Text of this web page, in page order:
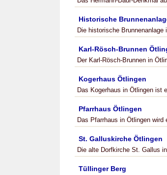
Historische
Die historische
Karl-Rösch-Brunnen
Der Karl-Rösch-Brunnen in
Kogerhaus Ötlingen
Das Kogerhaus in Ötlingen ist
Pfarrhaus Ötlingen
Das Pfarrhaus in Ötlingen
St. Galluskirche Ötlingen
Die alte Dorfkirche St. Gallus
Tüllinger Berg